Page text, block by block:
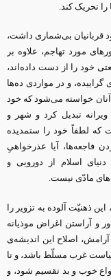
تحریک کند.
قربانیان بی‌شماری داشت،
مورد تهاجم، علاوه بر
خود را از دست داده‌اند،
و در مواردی ده‌ها
آنان خواسته می‌شود که خود
تبدیل کرد و شهر و
که لطفاً خود را ستمدیده
فاجعه‌ها، آیا عذرخواهیِ
اسلام از دورویی و
مادّی نیست.
ذهنیّت آلوده به تزویر را
و آراستن اغراض موذیانه
اصلاح این اندیشه‌ی
غرب مسلّط باشد، و تا
خوب و بد تقسیم شود، و